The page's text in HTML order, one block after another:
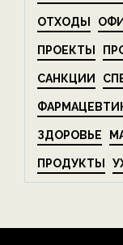
ОТХОДЫ
ПРОЕКТЫ
САНКЦИИ
ЗДОРОВЬЕ
ПРОДУКТЫ